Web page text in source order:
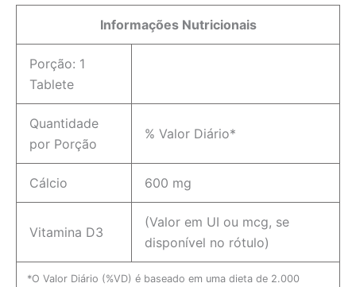
Informações Nutricionais
Porção: 1
Tablete
Quantidade
por Porção
% Valor Diário*
Cálcio 600 mg
Vitamina D3
(Valor em UI ou mcg, se
disponível no rótulo)
*O Valor Diário (%VD) é baseado em uma dieta de 2.000